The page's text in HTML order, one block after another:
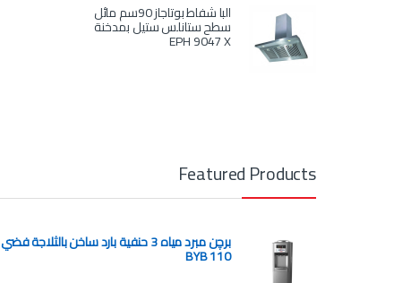
البا شفاط بوتاجاز 90سم مائل
سطح ستانلس ستيل بمدخنة
EPH 9047 X
Featured Products
برچن مبرد مياه 3 حنفية بارد ساخن بالثلاجة فضي
BYB 110